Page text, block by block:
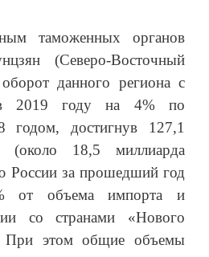
таможенных органов
(Северо-Восточный
данного региона с
2019 году на 4% по
годом, достигнув 127,1
(около 18,5 миллиарда
России за прошедший год
от объема импорта и
со странами «Нового
При этом общие объемы